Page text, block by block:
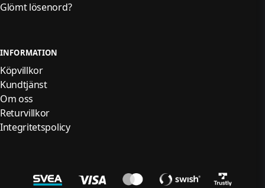
Glömt lösenord?
INFORMATION
Köpvillkor
Kundtjänst
Om oss
Returvillkor
Integritetspolicy